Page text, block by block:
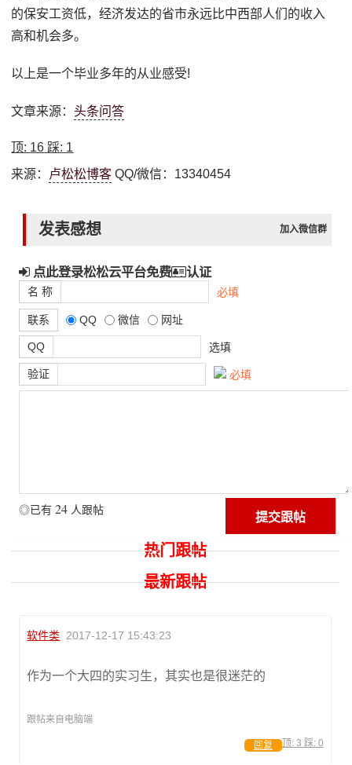
的保安工资低，经济发达的省市永远比中西部人们的收入
高和机会多。
以上是一个毕业多年的从业感受!
文章来源： 头条问答
顶: 16 踩: 1
来源： 卢松松博客 QQ/微信：13340454
发表感想 加入微信群
点此登录松松云平台免费 认证
名 称 必填
联系 QQ 微信 网址
QQ 选填
验证 必填
◎已有 24 人跟帖
热门跟帖
最新跟帖
软件类 2017-12-17 15:43:23
作为一个大四的实习生，其实也是很迷茫的
跟帖来自电脑端
顶: 3 踩: 0
回复